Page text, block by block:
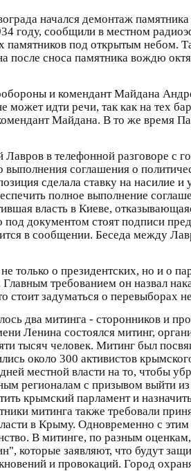
начался демонтаж
году, сообщили в местном
памятников под открытым небом.
сноса памятника вождю
и комендант Майдана
идти речи, так как на тех
Майдана. В то же время
Лавров в телефонной разговоре
выполнения соглашения о
сделала ставку на насилие
полное выполнение
власть в Киеве,
документом стоят подписи
в сообщении. Беседа между
только о президентских, но и о
требованием он назвал
задуматься о перевыборах
два митинга - сторонников и
Ленина состоялся митинг,
тысяч человек. Митинг был
около 300 активистов
местной власти на то, чтобы
регионалам с призывом выйти
крымский парламент и
митинга также требовали
в Крыму. Одновременно с
В митинге, по разным
которые заявляют, что будут
и провокаций. Город